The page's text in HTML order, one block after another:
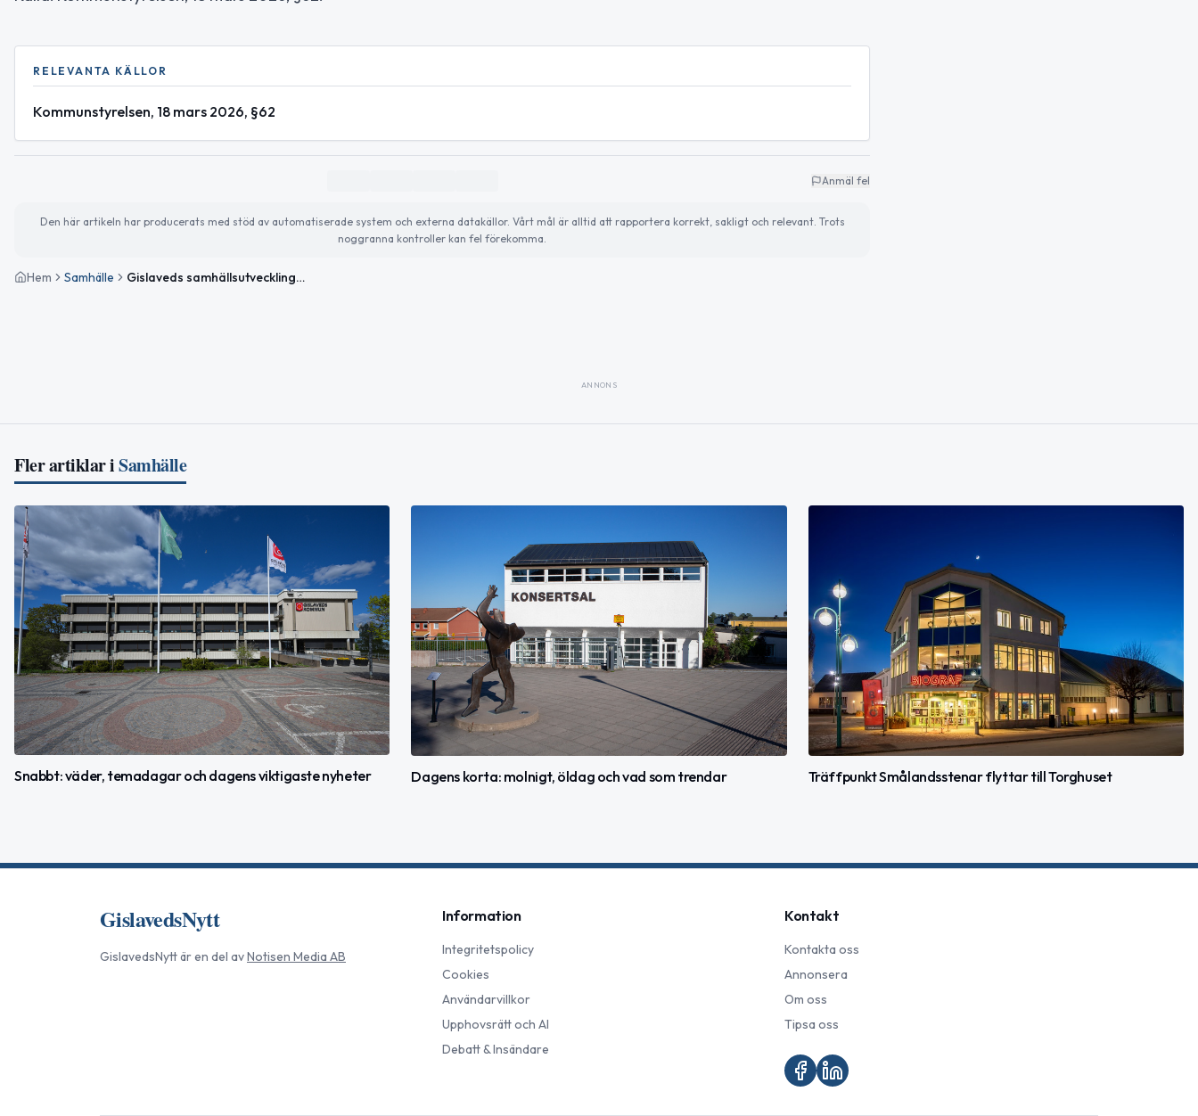
RELEVANTA KÄLLOR
Kommunstyrelsen, 18 mars 2026, §62
Anmäl fel
Den här artikeln har producerats med stöd av automatiserade system och externa datakällor. Vårt mål är alltid att rapportera korrekt, sakligt och relevant. Trots
noggranna kontroller kan fel förekomma.
Hem Samhälle Gislaveds samhällsutvecklingsnämnd lämnar skärpt ekonomisk uppsikt
ANNONS
Fler artiklar iSamhälle
Snabbt: väder, temadagar och dagens viktigaste nyheter Dagens korta: molnigt, öldag och vad som trendar Träffpunkt Smålandsstenar flyttar till Torghuset
GislavedsNytt
GislavedsNyttär en del avNotisen Media AB
Information
Integritetspolicy
Cookies
Användarvillkor
Upphovsrätt och AI
Debatt & Insändare
Kontakt
Kontakta oss
Annonsera
Om oss
Tipsa oss